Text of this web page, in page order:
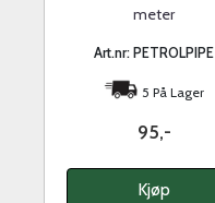
meter
Art.nr: PETROLPIPE
5 På Lager
95,-
Kjøp